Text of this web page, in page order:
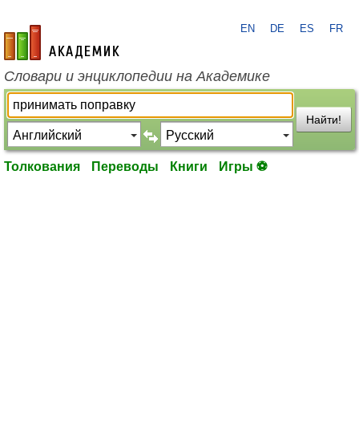
academic.ru
EN DE ES FR
Словари и энциклопедии на Академике
Найти!
Толкования Переводы Книги Игры ⚽